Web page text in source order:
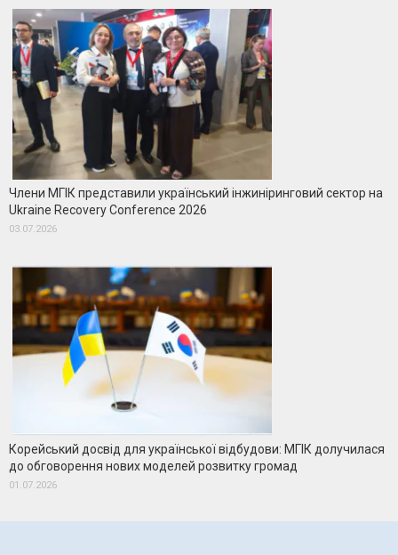
Члени МГІК представили український інжиніринговий сектор на
Ukraine Recovery Conference 2026
03.07.2026
Корейський досвід для української відбудови: МГІК долучилася
до обговорення нових моделей розвитку громад
01.07.2026